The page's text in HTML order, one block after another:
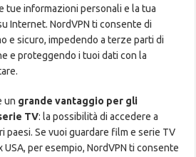
tue informazioni personali e la tua
Internet. NordVPN ti consente di
e sicuro, impedendo a terze parti di
e proteggendo i tuoi dati con la
un grande vantaggio per gli
TV: la possibilità di accedere a
paesi. Se vuoi guardare film e serie TV
per esempio, NordVPN ti consente